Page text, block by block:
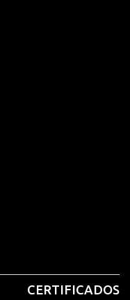
CERTIFICADOS